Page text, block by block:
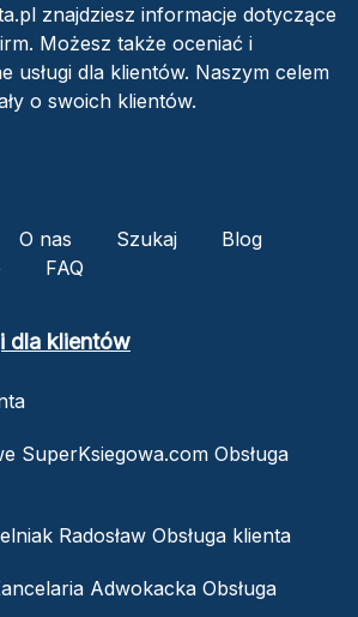
znajdziesz informacje dotyczące
Możesz także oceniać i
usługi dla klientów. Naszym celem
o swoich klientów.
O nas Szukaj
Blog
FAQ
dla klientów
SuperKsiegowa.com Obsługa
Radosław Obsługa klienta
Adwokacka Obsługa